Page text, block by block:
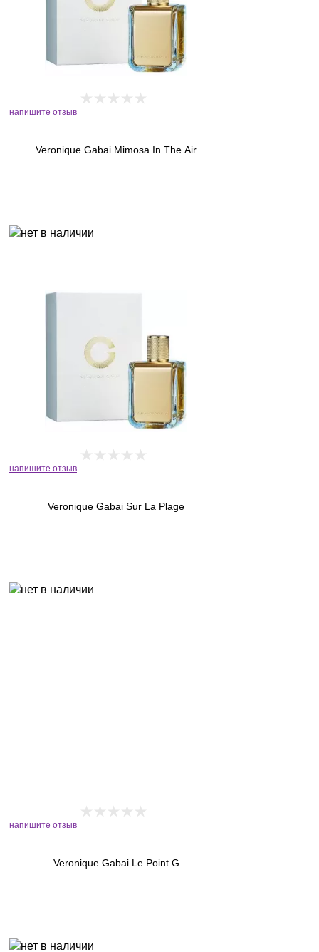
напишите отзыв
Veronique Gabai Mimosa In The Air
напишите отзыв
Veronique Gabai Sur La Plage
напишите отзыв
Veronique Gabai Le Point G